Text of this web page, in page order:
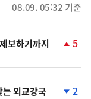
08.09. 05:32 기준
보하기까지
계
5
외교강국 2